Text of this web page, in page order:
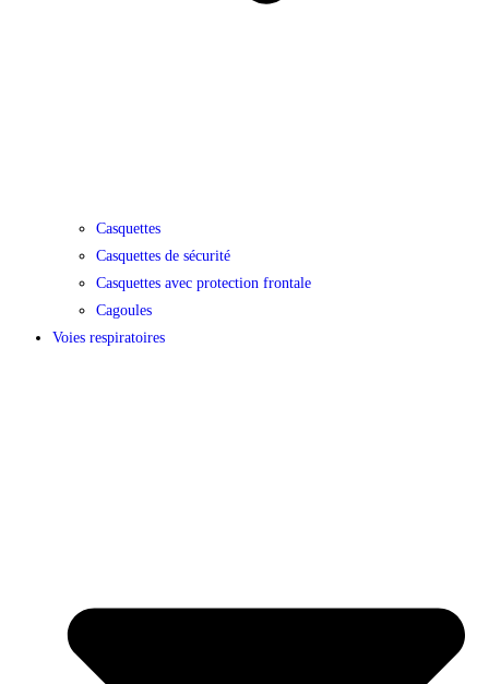
Casquettes
Casquettes de sécurité
Casquettes avec protection frontale
Cagoules
Voies respiratoires